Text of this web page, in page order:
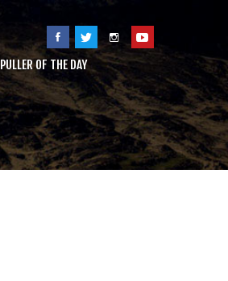
PULLER OF THE DAY